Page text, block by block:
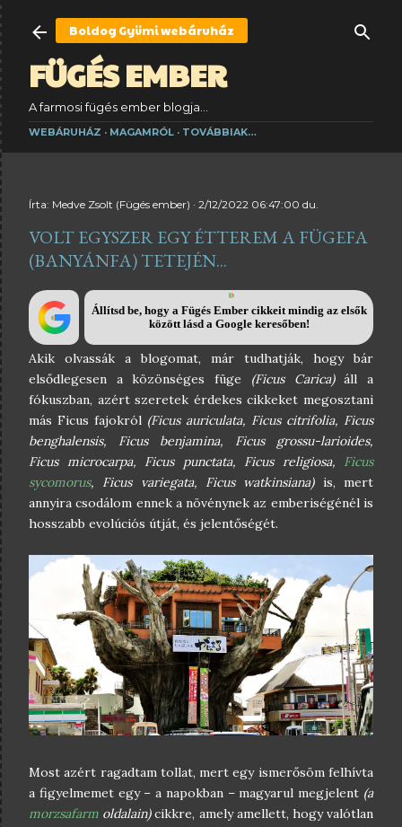
Ugrás a fő tartalomra
FÜGÉS EMBER
A farmosi fügés ember blogja...
Boldog Gyümiwebáruház
WEBÁRUHÁZ MAGAMRÓL TOVÁBBIAK…
Írta: Medve Zsolt (Fügés ember) 2/12/2022 06:47:00 du.
VOLT EGYSZER EGY ÉTTEREM A FÜGEFA
(BANYÁNFA) TETEJÉN...
Állítsd be, hogy a Fügés Ember cikkeit mindig az elsők
között lásd a Google keresőben!
Akik olvassák a blogomat, már tudhatják, hogy bár
elsődlegesen a közönséges füge (Ficus Carica)áll a
fókuszban, azért szeretek érdekes cikkeket megosztani
más Ficus fajokról (Ficus auriculata, Ficus citrifolia, Ficus
benghalensis, Ficus benjamina, Ficus grossu-larioides,
Ficus microcarpa, Ficus punctata, Ficus religiosa, Ficus
sycomorus, Ficus variegata, Ficus watkinsiana)is, mert
annyira csodálom ennek a növénynek az emberiségénél is
hosszabb evolúciós útját, és jelentőségét.
Most azért ragadtam tollat, mert egy ismerősöm felhívta
a figyelmemet egy – a napokban – magyarul megjelent (a
morzsafarm oldalain)cikkre, amely amellett, hogy valótlan